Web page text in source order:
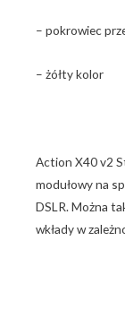
– pokrowiec
– żółty kolor
Action X40 v2
modułowy na
DSLR. Można
wkłady w